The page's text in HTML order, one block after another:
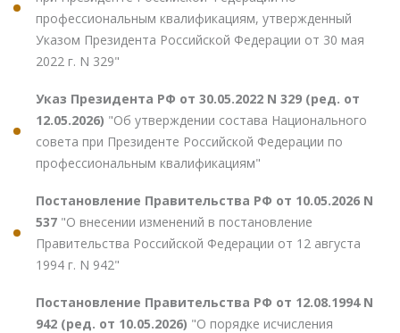
профессиональным квалификациям, утвержденный
Указом Президента Российской Федерации от 30 мая
2022 г. N 329"
Указ Президента РФ от 30.05.2022 N 329 (ред. от
12.05.2026) "Об утверждении состава Национального
совета при Президенте Российской Федерации по
профессиональным квалификациям"
Постановление Правительства РФ от 10.05.2026 N
537 "О внесении изменений в постановление
Правительства Российской Федерации от 12 августа
1994 г. N 942"
Постановление Правительства РФ от 12.08.1994 N
942 (ред. от 10.05.2026) "О порядке исчисления